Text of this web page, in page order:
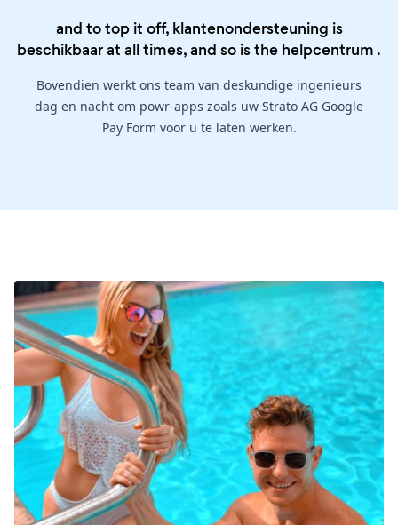
and to top it off, klantenondersteuning is
beschikbaar at all times, and so is the helpcentrum .
Bovendien werkt ons team van deskundige ingenieurs
dag en nacht om powr-apps zoals uw Strato AG Google
Pay Form voor u te laten werken.